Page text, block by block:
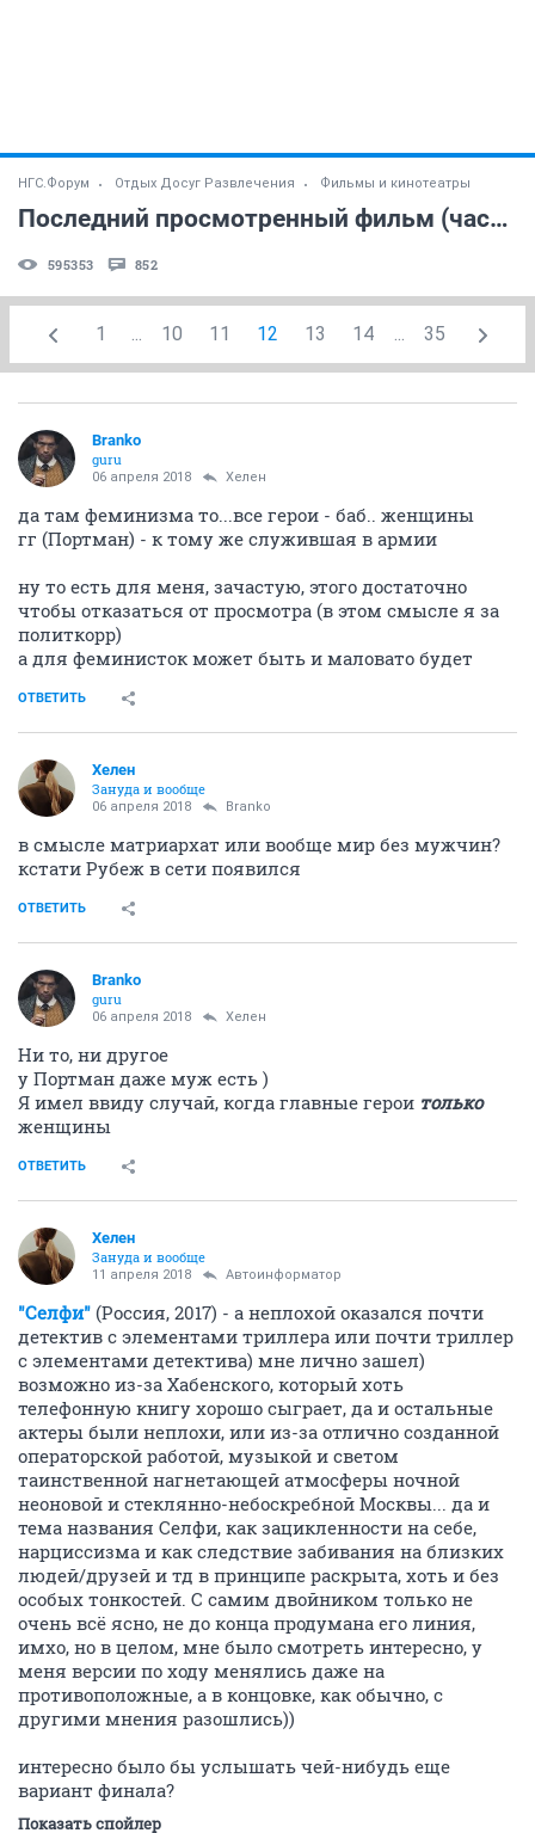
НГС.Форум Отдых Досуг Развлечения Фильмы и кинотеатры
Последний просмотренный фильм (часть 9)
595353 852
1 ... 10 11 12 13 14 ... 35
Branko
guru
06 апреля 2018 Хелен
да там феминизма то...все герои - баб.. женщины
гг (Портман) - к тому же служившая в армии
ну то есть для меня, зачастую, этого достаточно
чтобы отказаться от просмотра (в этом смысле я за
политкорр)
а для феминисток может быть и маловато будет
ОТВЕТИТЬ
Хелен
Зануда и вообще
06 апреля 2018 Branko
в смысле матриархат или вообще мир без мужчин?
кстати Рубеж в сети появился
ОТВЕТИТЬ
Branko
guru
06 апреля 2018 Хелен
Ни то, ни другое
у Портман даже муж есть )
Я имел ввиду случай, когда главные герои только
женщины
ОТВЕТИТЬ
Хелен
Зануда и вообще
11 апреля 2018 Автоинформатор
"Селфи" (Россия, 2017) - а неплохой оказался почти
детектив с элементами триллера или почти триллер
с элементами детектива) мне лично зашел)
возможно из-за Хабенского, который хоть
телефонную книгу хорошо сыграет, да и остальные
актеры были неплохи, или из-за отлично созданной
операторской работой, музыкой и светом
таинственной нагнетающей атмосферы ночной
неоновой и стеклянно-небоскребной Москвы... да и
тема названия Селфи, как зацикленности на себе,
нарциссизма и как следствие забивания на близких
людей/друзей и тд в принципе раскрыта, хоть и без
особых тонкостей. С самим двойником только не
очень всё ясно, не до конца продумана его линия,
имхо, но в целом, мне было смотреть интересно, у
меня версии по ходу менялись даже на
противоположные, а в концовке, как обычно, с
другими мнения разошлись))
интересно было бы услышать чей-нибудь еще
вариант финала?
Показать спойлер